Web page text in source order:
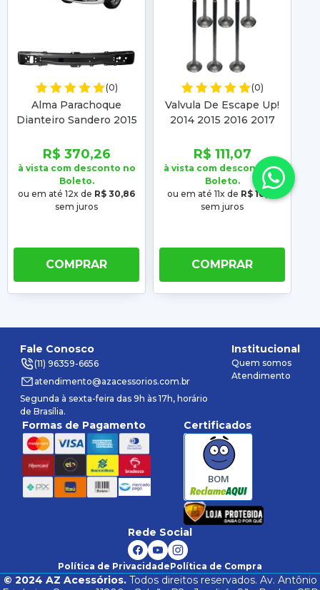
(0)
Alma Parachoque
Dianteiro Sandero 2015
Logan 2014 2015 2016
2017 2018 2019
R$ 370,26
à vista com desconto no
Boleto.
ou em até 12x de R$ 30,86
sem juros
COMPRAR
(0)
Valvula De Escape Up!
2014 2015 2016 2017
2016 2017 2018 2019
2020 2021
R$ 111,07
à vista com desconto no
Boleto.
ou em até 11x de R$ 10,10
sem juros
COMPRAR
Fale Conosco
(11) 96359-6656
atendimento@azacessorios.com.br
Segunda à sexta-feira das 9h às 17h, horário
de Brasília.
Institucional
Quem somos
Atendimento
Formas de Pagamento Certificados
BOM
Rede Social
Política de PrivacidadePolítica de Compra
© 2024 AZ Acessórios.Todos direitos reservados. Av. Antônio